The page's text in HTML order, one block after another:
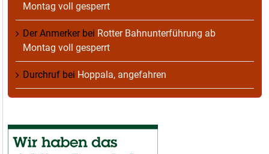
Montag voll gesperrt
Der Anmerkerbei Rotter Bahnunterführung ab
Montag voll gesperrt
Durchruf bei Hoppala, angefahren